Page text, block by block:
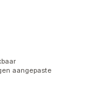
aangepaste